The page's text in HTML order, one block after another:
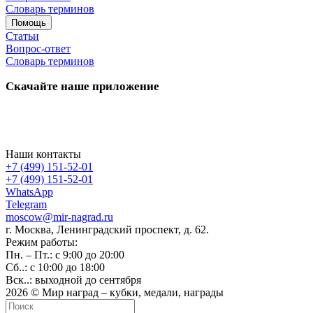
Словарь терминов
Помощь
Статьи
Вопрос-ответ
Словарь терминов
Скачайте наше приложение
Наши контакты
+7 (499) 151-52-01
+7 (499) 151-52-01
WhatsApp
Telegram
moscow@mir-nagrad.ru
г. Москва, Ленинградский проспект, д. 62.
Режим работы:
Пн. – Пт.: с 9:00 до 20:00
Сб..: с 10:00 до 18:00
Вск..: выходной до сентября
2026 © Мир наград – кубки, медали, награды